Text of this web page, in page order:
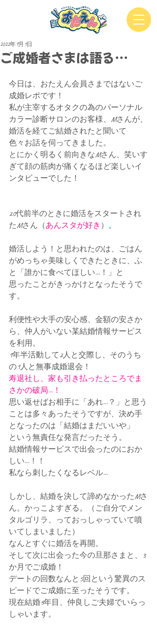
ご成婚者さまは語る…
2022年9月1日
今日は、おたえん会員さまではないご
成婚レポです！
私が主宰するオタクの為のパーソナル
カラー診断サロンのお客様、Mさんが、
婚活を経てご結婚されたと聞いて
色々お話を伺ってきました。
とにかく明るく前向きなMさん、笑いす
ぎて顔の筋肉が痛くなるほど楽しいイ
ンタビューでした！
20代前半のときに婚活をスタートされ
たMさん（あんスタが好き ）。
婚活しよう！と思われたのは、ごはん
がめっちゃ美味しくできたときに、ふ
と「誰かに食べてほしい…！」と
思ったことがきっかけとなったそうで
す。
利便性や大手の安心感、金額の安さか
ら、仲人がいない某結婚情報サービス
を利用。
1年半活動して2人と交際し、そのうち
の1人と無事成婚退会！
寿退社し、家も引き払ったところでま
さかの破局…！
思い返せばお相手に「あれ…？」と思う
ことは多々あったそうですが、決め手
となったのは「結婚はまだいいや」
という無責任な発言だったそう。
結婚情報サービスで出会ったのにおか
しい…！！
私なら刺したくなるレベル…
しかし、結婚を決して諦めなかったMさ
ん。かっこよすぎる。（ご自分でメン
タルゴリラ、っておっしゃっていて噴
いてしまいました）
なんとすぐに婚活を再開。
そして次に出会った今の旦那さまと、3
か月でご成婚！
デートの回数なんと5回という驚異のス
ピードでご成婚に至ったそうです。
現在結婚6年目、仲良しご夫婦でいらっ
しゃいます。